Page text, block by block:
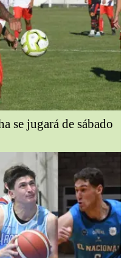
se jugará de sábado